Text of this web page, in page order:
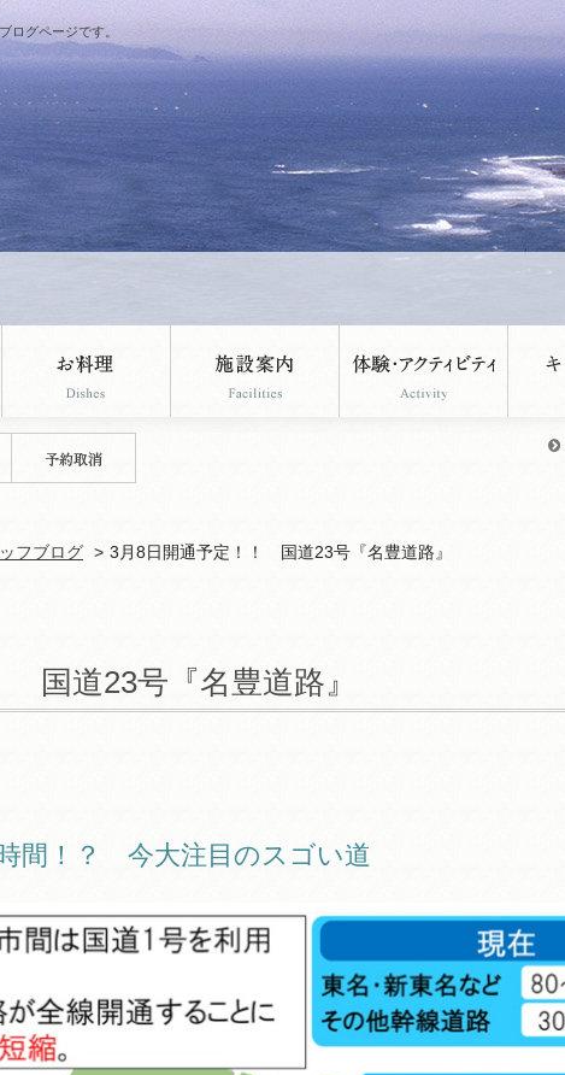
ログページです。
フブログ 3月8日開通予定！！ 国道23号『名豊道路』
国道23号『名豊道路』
間！？ 今大注目のスゴい道